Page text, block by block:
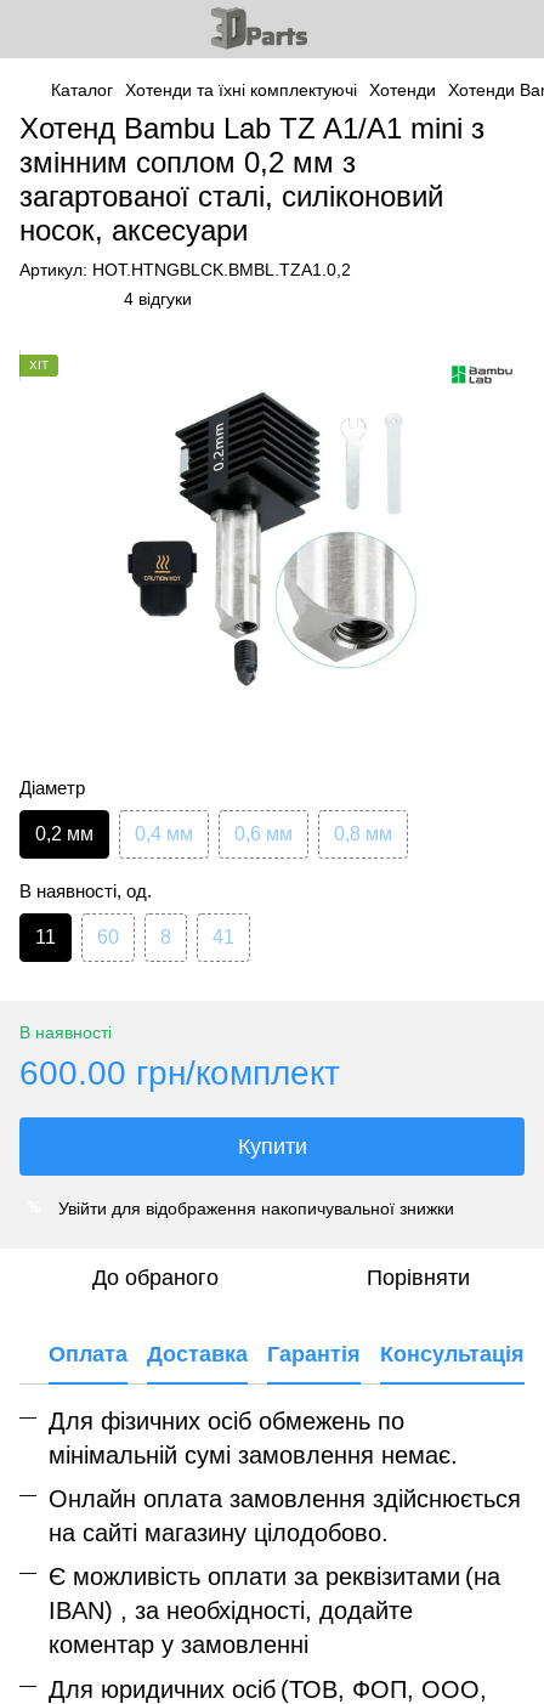
Каталог Хотенди та їхні комплектуючі Хотенди Хотенди
Хотенд Bambu Lab TZ A1/A1 mini з
змінним соплом 0,2 мм з
загартованої сталі, силіконовий
носок, аксесуари
Артикул: HOT.HTNGBLCK.BMBL.TZA1.0,2
4 відгуки
ХІТ
Діаметр
0,2 мм 0,4 мм 0,6 мм 0,8 мм
В наявності, од.
11 60 8 41
В наявності
600.00 грн/комплект
Купити
Увійти для відображення накопичувальної знижки
До обраного Порівняти
Оплата Доставка Гарантія Консультація
Для фізичних осіб обмежень по
мінімальній сумі замовлення немає.
Онлайн оплата замовлення здійснюється
на сайті магазину цілодобово.
Є можливість оплати за реквізитами (на
IBAN) , за необхідності, додайте
коментар у замовленні
Для юридичних осіб (ТОВ, ФОП, ООО,